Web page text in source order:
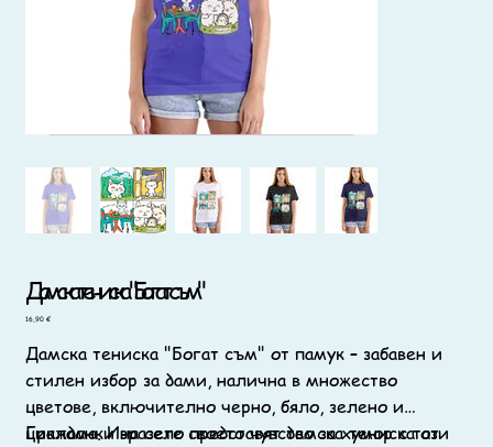
Дамска тениска "Богат съм"
Цена
16,90 €
Дамска тениска "Богат съм" от памук – забавен и
стилен избор за дами, налична в множество
цветове, включително черно, бяло, зелено и
циклама. Изразете своето чувство за хумор с тази
Гражданки на село представят дамска тениска от